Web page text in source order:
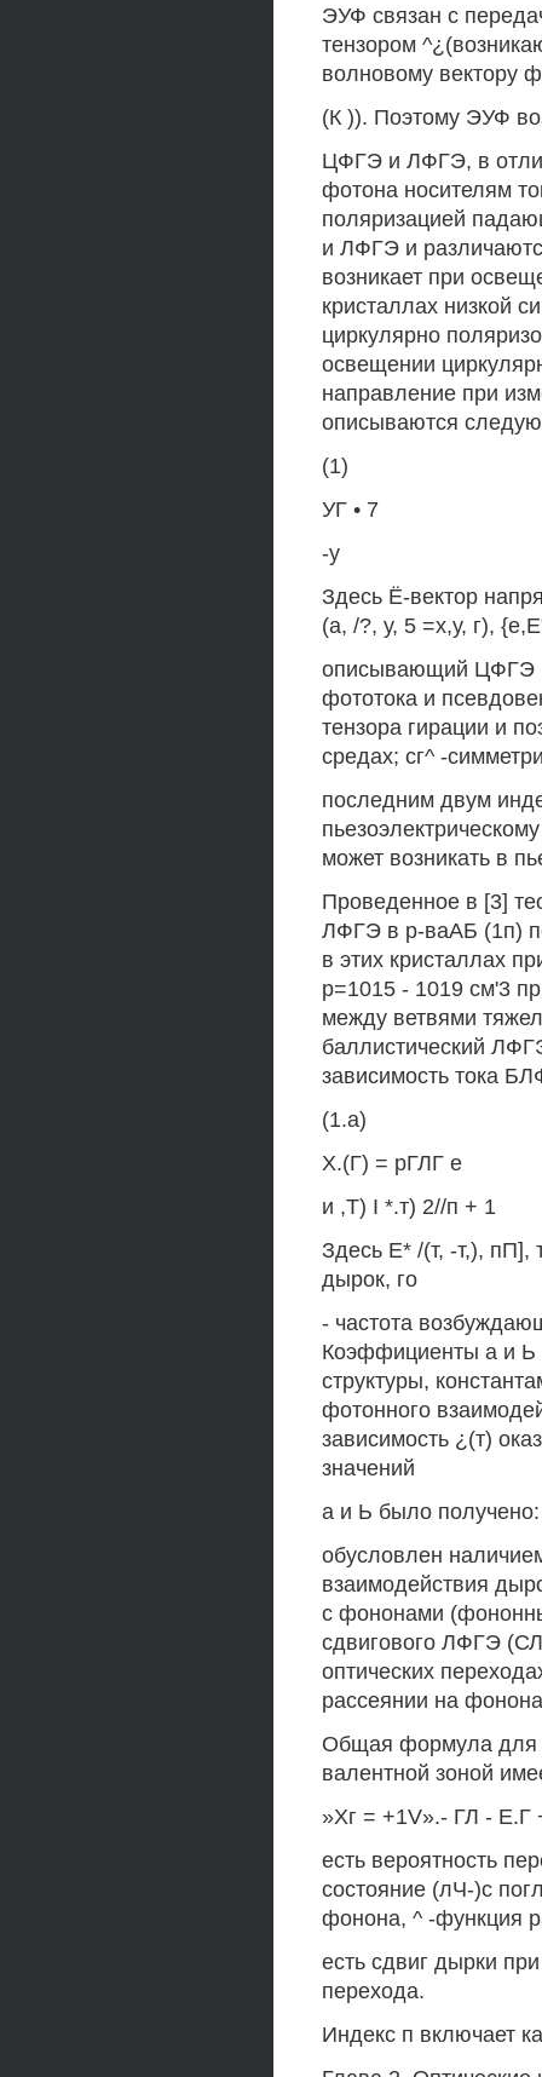
ЭУФ связан с
тензором
волновому вектору
(К )). Поэтому ЭУФ
ЦФГЭ и ЛФГЭ, в
фотона носителям
поляризацией
и ЛФГЭ и
возникает при
кристаллах низкой
циркулярно
освещении
направление при
описываются
(1)
УГ • 7
-у
Здесь Ё-вектор
(а, /?, у, 5 =х,у, г),
описывающий ЦФГЭ
фототока и
тензора гирации и
средах; сг^ -
последним двум
может возникать в
Проведенное в [3]
ЛФГЭ в р-ваАБ (1п)
в этих кристаллах
р=1015 - 1019 см'3
между ветвями
баллистический
зависимость тока
(1.а)
Х.(Г) = рГЛГ е
и ,Т) I *.т) 2//п + 1
Здесь Е* /(т, -т,),
дырок, го
- частота
Коэффициенты а и Ь
структуры,
фотонного
зависимость ¿(т)
значений
а и Ь было
обусловлен
взаимодействия
с фононами
сдвигового ЛФГЭ
оптических
рассеянии на
Общая формула для
валентной зоной
»Хг = +1V».- ГЛ - Е.Г
есть вероятность
состояние (лЧ-)с
фонона, ^ -функция
есть сдвиг дырки
перехода.
Индекс п включает